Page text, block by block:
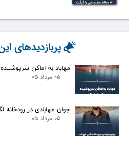
مهاباد به اماکن
۰۵ مرداد ۰۵
جوان مهابادی در
۰۵ مرداد ۰۵
پربازدیدهای